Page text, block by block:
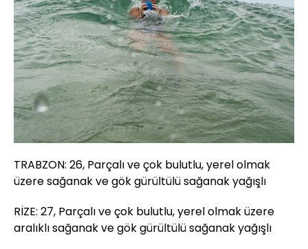
TRABZON: 26, Parçalı ve çok bulutlu, yerel olmak
üzere sağanak ve gök gürültülü sağanak yağışlı
RİZE: 27, Parçalı ve çok bulutlu, yerel olmak üzere
aralıklı sağanak ve gök gürültülü sağanak yağışlı